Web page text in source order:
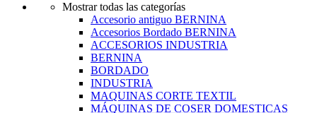
Mostrar todas las categorías
Accesorio antiguo BERNINA
Accesorios Bordado BERNINA
ACCESORIOS INDUSTRIA
BERNINA
BORDADO
INDUSTRIA
MAQUINAS CORTE TEXTIL
MÁQUINAS DE COSER DOMESTICAS